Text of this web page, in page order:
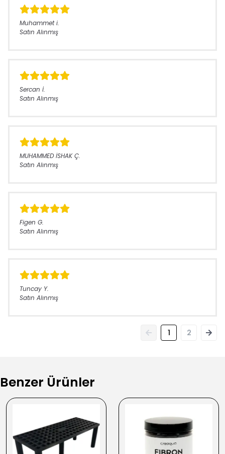
Muhammet i.
Satın Alınmış
Sercan İ.
Satın Alınmış
MUHAMMED İSHAK Ç.
Satın Alınmış
Figen G.
Satın Alınmış
Tuncay Y.
Satın Alınmış
1 2
Benzer Ürünler